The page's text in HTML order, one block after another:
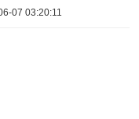
07 03:20:11